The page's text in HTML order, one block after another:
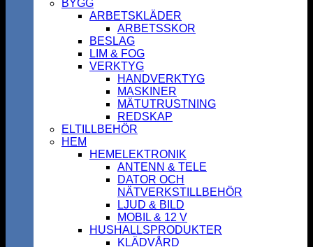
BYGG
ARBETSKLÄDER
ARBETSSKOR
BESLAG
LIM & FOG
VERKTYG
HANDVERKTYG
MASKINER
MÄTUTRUSTNING
REDSKAP
ELTILLBEHÖR
HEM
HEMELEKTRONIK
ANTENN & TELE
DATOR OCH
NÄTVERKSTILLBEHÖR
LJUD & BILD
MOBIL & 12 V
HUSHALLSPRODUKTER
KLÄDVÅRD